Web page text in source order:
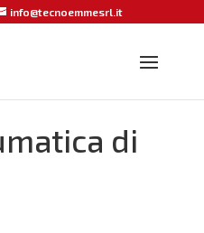
info@tecnoemmesrl.it
di